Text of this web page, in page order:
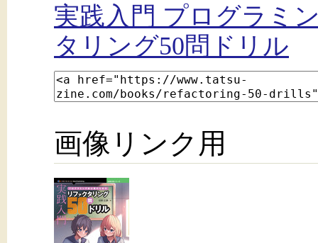
実践入門 プログラミ
タリング50問ドリル
画像リンク用